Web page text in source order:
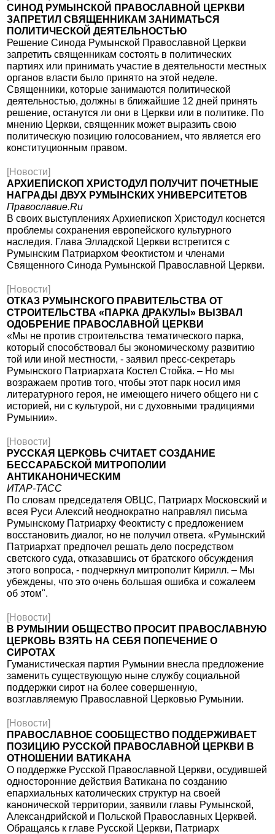
СИНОД РУМЫНСКОЙ ПРАВОСЛАВНОЙ ЦЕРКВИ
ЗАПРЕТИЛ СВЯЩЕННИКАМ ЗАНИМАТЬСЯ
ПОЛИТИЧЕСКОЙ ДЕЯТЕЛЬНОСТЬЮ
Решение Синода Румынской Православной Церкви
запретить священникам состоять в политических
партиях или принимать участие в деятельности местных
органов власти было принято на этой неделе.
Священники, которые занимаются политической
деятельностью, должны в ближайшие 12 дней принять
решение, останутся ли они в Церкви или в политике. По
мнению Церкви, священник может выразить свою
политическую позицию голосованием, что является его
конституционным правом.
[Новости]
АРХИЕПИСКОП ХРИСТОДУЛ ПОЛУЧИТ ПОЧЕТНЫЕ
НАГРАДЫ ДВУХ РУМЫНСКИХ УНИВЕРСИТЕТОВ
Православие.Ru
В своих выступлениях Архиепископ Христодул коснется
проблемы сохранения европейского культурного
наследия. Глава Элладской Церкви встретится с
Румынским Патриархом Феоктистом и членами
Священного Синода Румынской Православной Церкви.
[Новости]
ОТКАЗ РУМЫНСКОГО ПРАВИТЕЛЬСТВА ОТ
СТРОИТЕЛЬСТВА «ПАРКА ДРАКУЛЫ» ВЫЗВАЛ
ОДОБРЕНИЕ ПРАВОСЛАВНОЙ ЦЕРКВИ
«Мы не против строительства тематического парка,
который способствовал бы экономическому развитию
той или иной местности, - заявил пресс-секретарь
Румынского Патриархата Костел Стойка. – Но мы
возражаем против того, чтобы этот парк носил имя
литературного героя, не имеющего ничего общего ни с
историей, ни с культурой, ни с духовными традициями
Румынии».
[Новости]
РУССКАЯ ЦЕРКОВЬ СЧИТАЕТ СОЗДАНИЕ
БЕССАРАБСКОЙ МИТРОПОЛИИ
АНТИКАНОНИЧЕСКИМ
ИТАР-ТАСС
По словам председателя ОВЦС, Патриарх Московский и
всея Руси Алексий неоднократно направлял письма
Румынскому Патриарху Феоктисту с предложением
восстановить диалог, но не получил ответа. «Румынский
Патриархат предпочел решать дело посредством
светского суда, отказавшись от братского обсуждения
этого вопроса, - подчеркнул митрополит Кирилл. – Мы
убеждены, что это очень большая ошибка и сожалеем
об этом".
[Новости]
В РУМЫНИИ ОБЩЕСТВО ПРОСИТ ПРАВОСЛАВНУЮ
ЦЕРКОВЬ ВЗЯТЬ НА СЕБЯ ПОПЕЧЕНИЕ О
СИРОТАХ
Гуманистическая партия Румынии внесла предложение
заменить существующую ныне службу социальной
поддержки сирот на более совершенную,
возглавляемую Православной Церковью Румынии.
[Новости]
ПРАВОСЛАВНОЕ СООБЩЕСТВО ПОДДЕРЖИВАЕТ
ПОЗИЦИЮ РУССКОЙ ПРАВОСЛАВНОЙ ЦЕРКВИ В
ОТНОШЕНИИ ВАТИКАНА
О поддержке Русской Православной Церкви, осудившей
односторонние действия Ватикана по созданию
епархиальных католических структур на своей
канонической территории, заявили главы Румынской,
Александрийской и Польской Православных Церквей.
Обращаясь к главе Русской Церкви, Патриарх